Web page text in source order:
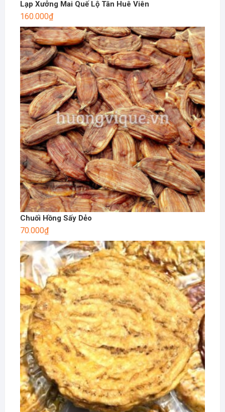
Lạp Xưởng Mai Quế Lộ Tân Huê Viên
160.000₫
Chuối Hồng Sấy Dẻo
70.000₫